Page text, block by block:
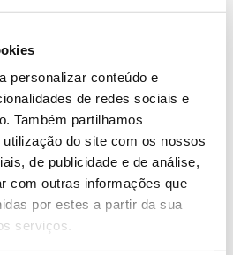
personalizar conteúdo e
de redes sociais e
Também partilhamos
do site com os nossos
de publicidade e de análise,
com outras informações que
por estes a partir da sua
serviços.
é necessária
e lanche no final da
outras espécies em risco: